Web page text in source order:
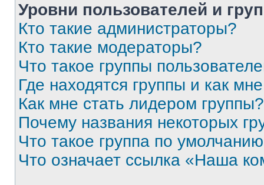
Уровни пользователей и
Кто такие администраторы?
Кто такие модераторы?
Что такое группы
Где находятся группы и как
Как мне стать лидером группы?
Почему названия некоторых
Что такое группа по
Что означает ссылка «Наша